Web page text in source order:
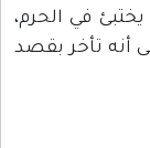
في الحرم،
أنه تأخر بقصد